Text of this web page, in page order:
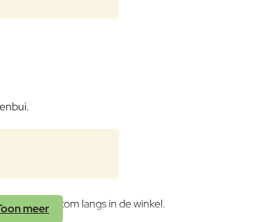
op of kom langs in de winkel.